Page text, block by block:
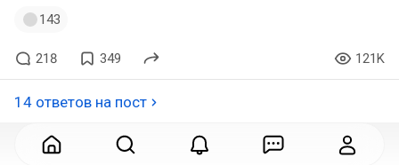
143
218 349 121K
14 ответов на пост